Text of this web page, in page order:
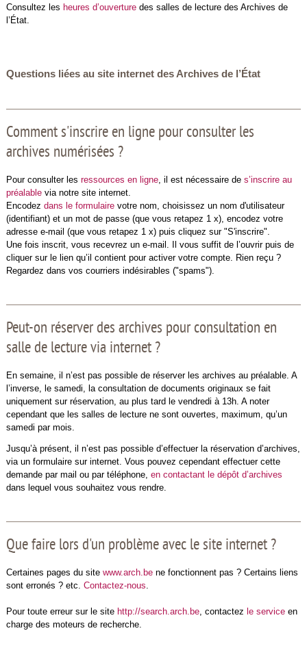
Consultez les heures d’ouverturedes salles de lecture des Archives de
l’État.
Questions liées au site internet des Archives de l’État
Comment s'inscrire en ligne pour consulter les
archives numérisées ?
Pour consulter les ressources en ligne, il est nécessaire de s’inscrire au
préalablevia notre site internet.
Encodez dans le formulairevotre nom, choisissez un nom d'utilisateur
(identifiant) et un mot de passe (que vous retapez 1 x), encodez votre
adresse e-mail (que vous retapez 1 x) puis cliquez sur "S'inscrire".
Une fois inscrit, vous recevrez un e-mail. Il vous suffit de l’ouvrir puis de
cliquer sur le lien qu’il contient pour activer votre compte. Rien reçu ?
Regardez dans vos courriers indésirables ("spams").
Peut-on réserver des archives pour consultation en
salle de lecture via internet ?
En semaine, il n’est pas possible de réserver les archives au préalable. A
l’inverse, le samedi, la consultation de documents originaux se fait
uniquement sur réservation, au plus tard le vendredi à 13h. A noter
cependant que les salles de lecture ne sont ouvertes, maximum, qu’un
samedi par mois.
Jusqu’à présent, il n’est pas possible d’effectuer la réservation d’archives,
via un formulaire sur internet. Vous pouvez cependant effectuer cette
demande par mail ou par téléphone, en contactant le dépôt d’archives
dans lequel vous souhaitez vous rendre.
Que faire lors d'un problème avec le site internet ?
Certaines pages du site www.arch.bene fonctionnent pas ? Certains liens
sont erronés ? etc. Contactez-nous.
Pour toute erreur sur le site http://search.arch.be, contactez le serviceen
charge des moteurs de recherche.